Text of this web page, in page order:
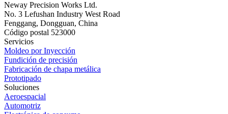
Neway Precision Works Ltd.
No. 3 Lefushan Industry West Road
Fenggang, Dongguan, China
Código postal 523000
Servicios
Moldeo por Inyección
Fundición de precisión
Fabricación de chapa metálica
Prototipado
Soluciones
Aeroespacial
Automotriz